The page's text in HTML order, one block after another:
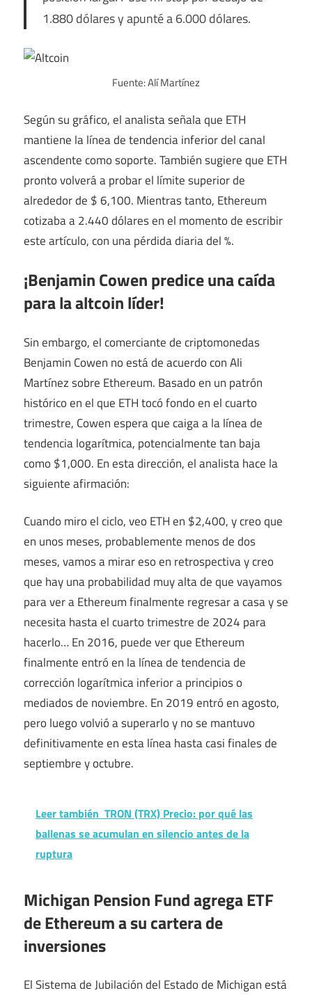
1.880 dólares y apunté a 6.000 dólares.
Fuente: Alí Martínez
Según su gráfico, el analista señala que ETH
mantiene la línea de tendencia inferior del canal
ascendente como soporte. También sugiere que ETH
pronto volverá a probar el límite superior de
alrededor de $ 6,100. Mientras tanto, Ethereum
cotizaba a 2.440 dólares en el momento de escribir
este artículo, con una pérdida diaria del %.
¡Benjamin Cowen predice una caída
para la altcoin líder!
Sin embargo, el comerciante de criptomonedas
Benjamin Cowen no está de acuerdo con Ali
Martínez sobre Ethereum. Basado en un patrón
histórico en el que ETH tocó fondo en el cuarto
trimestre, Cowen espera que caiga a la línea de
tendencia logarítmica, potencialmente tan baja
como $1,000. En esta dirección, el analista hace la
siguiente afirmación:
Cuando miro el ciclo, veo ETH en $2,400, y creo que
en unos meses, probablemente menos de dos
meses, vamos a mirar eso en retrospectiva y creo
que hay una probabilidad muy alta de que vayamos
para ver a Ethereum finalmente regresar a casa y se
necesita hasta el cuarto trimestre de 2024 para
hacerlo… En 2016, puede ver que Ethereum
finalmente entró en la línea de tendencia de
corrección logarítmica inferior a principios o
mediados de noviembre. En 2019 entró en agosto,
pero luego volvió a superarlo y no se mantuvo
definitivamente en esta línea hasta casi finales de
septiembre y octubre.
Leer también TRON (TRX) Precio: por qué las
ballenas se acumulan en silencio antes de la
ruptura
Michigan Pension Fund agrega ETF
de Ethereum a su cartera de
inversiones
El Sistema de Jubilación del Estado de Michigan está